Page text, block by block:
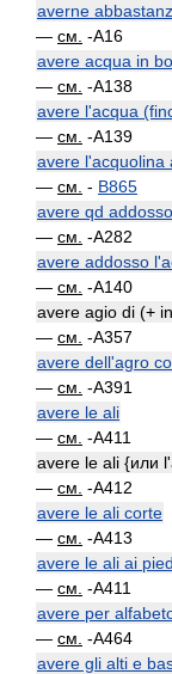
averne
— см. -A16
avere acqua in
— см. -A138
avere l'acqua
— см. -A139
avere l'acquolina
— см. - B865
avere qd addosso
— см. -A282
avere addosso
— см. -A140
avere agio di (+
— см. -A357
avere dell'agro
— см. -A391
avere le ali
— см. -A411
avere le ali {или
— см. -A412
avere le ali corte
— см. -A413
avere le ali ai
— см. -A411
avere per
— см. -A464
avere gli alti e